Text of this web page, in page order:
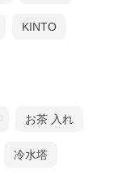
KINTO
お茶 入れ
冷水塔